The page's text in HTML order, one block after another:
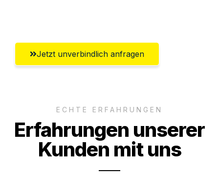
Jetzt unverbindlich anfragen
ECHTE ERFAHRUNGEN
Erfahrungen unserer
Kunden mit uns